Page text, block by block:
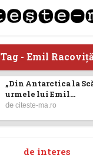
Tag - Emil
„Din Antarctica la
urmele lui Emil...
deciteste-ma.ro
de interes